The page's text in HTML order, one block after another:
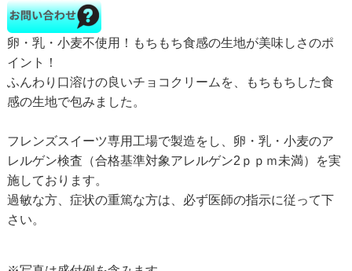
卵・乳・小麦不使用！もちもち食感の生地が美味しさのポ
イント！
ふんわり口溶けの良いチョコクリームを、もちもちした食
感の生地で包みました。
フレンズスイーツ専用工場で製造をし、卵・乳・小麦のア
レルゲン検査（合格基準対象アレルゲン2ｐｐｍ未満）を実
施しております。
過敏な方、症状の重篤な方は、必ず医師の指示に従って下
さい。